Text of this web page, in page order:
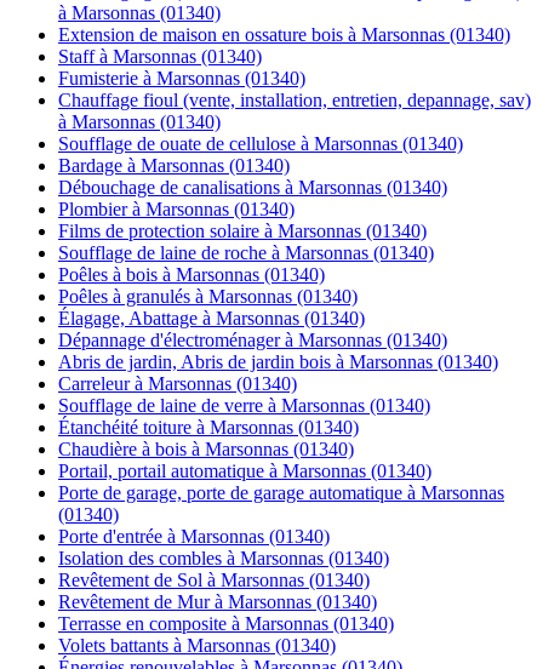
à Marsonnas (01340)
Extension de maison en ossature bois à Marsonnas (01340)
Staff à Marsonnas (01340)
Fumisterie à Marsonnas (01340)
Chauffage fioul (vente, installation, entretien, depannage, sav)
à Marsonnas (01340)
Soufflage de ouate de cellulose à Marsonnas (01340)
Bardage à Marsonnas (01340)
Débouchage de canalisations à Marsonnas (01340)
Plombier à Marsonnas (01340)
Films de protection solaire à Marsonnas (01340)
Soufflage de laine de roche à Marsonnas (01340)
Poêles à bois à Marsonnas (01340)
Poêles à granulés à Marsonnas (01340)
Élagage, Abattage à Marsonnas (01340)
Dépannage d'électroménager à Marsonnas (01340)
Abris de jardin, Abris de jardin bois à Marsonnas (01340)
Carreleur à Marsonnas (01340)
Soufflage de laine de verre à Marsonnas (01340)
Étanchéité toiture à Marsonnas (01340)
Chaudière à bois à Marsonnas (01340)
Portail, portail automatique à Marsonnas (01340)
Porte de garage, porte de garage automatique à Marsonnas
(01340)
Porte d'entrée à Marsonnas (01340)
Isolation des combles à Marsonnas (01340)
Revêtement de Sol à Marsonnas (01340)
Revêtement de Mur à Marsonnas (01340)
Terrasse en composite à Marsonnas (01340)
Volets battants à Marsonnas (01340)